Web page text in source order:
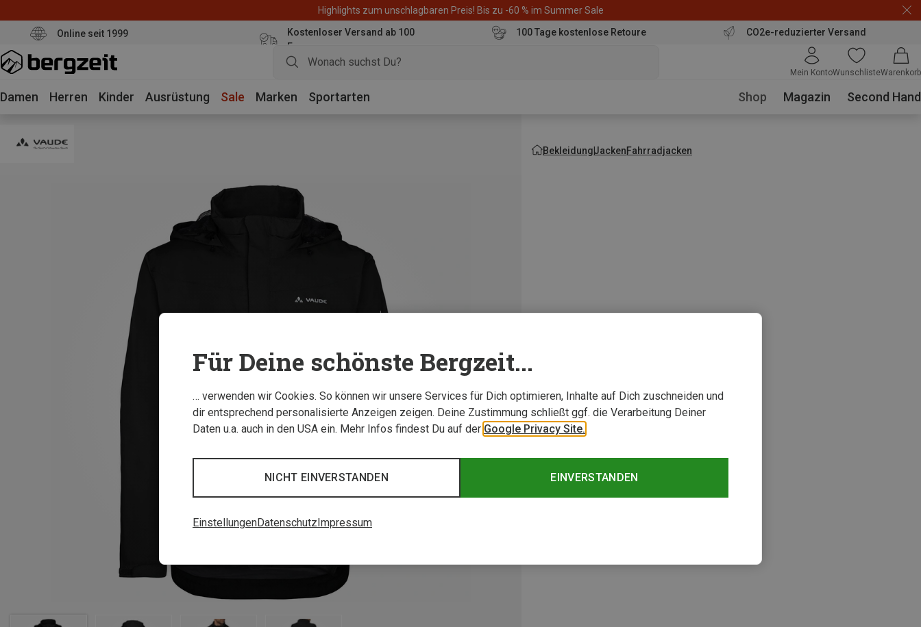
Highlights zum unschlagbaren Preis! Bis zu -60 % im Summer Sale
Online seit 1999
Kostenloser Versand ab 100
Euro
100 Tage kostenlose Retoure CO2e-reduzierter Versand
Mein KontoWunschlisteWarenkorb
Damen Herren Kinder Ausrüstung Sale Marken Sportarten Shop Magazin Second Hand
BekleidungJackenFahrradjacken
Für Deine schönste Bergzeit...
… verwenden wir Cookies. So können wir unsere Services für Dich optimieren, Inhalte auf Dich zuschneiden und
dir entsprechend personalisierte Anzeigen zeigen. Deine Zustimmung schließt ggf. die Verarbeitung Deiner
Daten u.a. auch in den USA ein. Mehr Infos findest Du auf der Google Privacy Site.
EINVERSTANDEN
NICHT EINVERSTANDEN
EinstellungenDatenschutz Impressum